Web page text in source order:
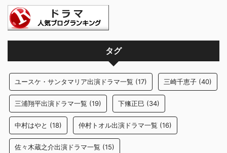
タグ
ユースケ・サンタマリア出演ドラマ一覧 (17) 三崎千恵子 (40)
三浦翔平出演ドラマ一覧 (19) 下絛正巳 (34)
中村はやと (18) 仲村トオル出演ドラマ一覧 (16)
佐々木蔵之介出演ドラマ一覧 (15)